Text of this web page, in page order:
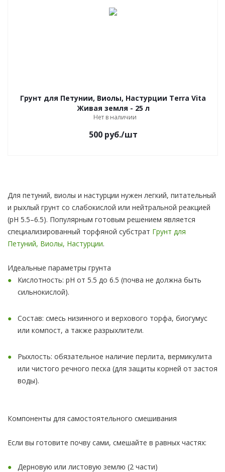
Грунт для Петунии, Виолы, Настурции Terra Vita
Живая земля - 25 л
Нет в наличии
500руб./шт
Для петуний, виолы и настурции нужен легкий, питательный
и рыхлый грунт со слабокислой или нейтральной реакцией
(pH 5.5–6.5). Популярным готовым решением является
специализированный торфяной субстрат Грунт для
Петуний, Виолы, Настурции.
Идеальные параметры грунта
Кислотность: pH от 5.5 до 6.5 (почва не должна быть
сильнокислой).
Состав: смесь низинного и верхового торфа, биогумус
или компост, а также разрыхлители.
Рыхлость: обязательное наличие перлита, вермикулита
или чистого речного песка (для защиты корней от застоя
воды).
Компоненты для самостоятельного смешивания
Если вы готовите почву сами, смешайте в равных частях:
Дерновую или листовую землю (2 части)